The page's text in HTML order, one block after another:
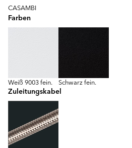
CASAMBI
Farben
Weiß 9003 fein. Schwarz fein.
Zuleitungskabel